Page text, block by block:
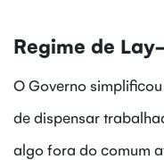
Regime de
O Governo
de dispensar
algo fora do comum